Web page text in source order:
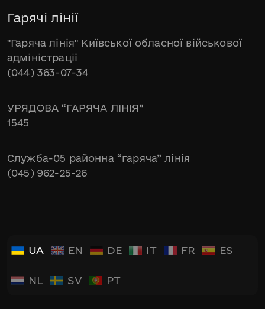
Гарячі лінії
"Гаряча лінія" Київської обласної військової
адміністрації
(044) 363-07-34
УРЯДОВА “ГАРЯЧА ЛІНІЯ”
1545
Служба-05 районна “гаряча” лінія
(045) 962-25-26
UA EN DE IT FR ES
NL SV PT